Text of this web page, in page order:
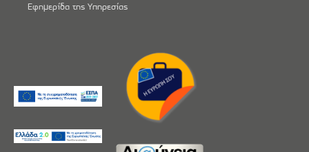
Εφημερίδα της Υπηρεσίας